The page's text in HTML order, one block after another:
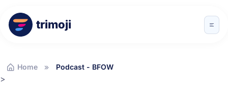
trimoji
Home Podcast - BFOW
>